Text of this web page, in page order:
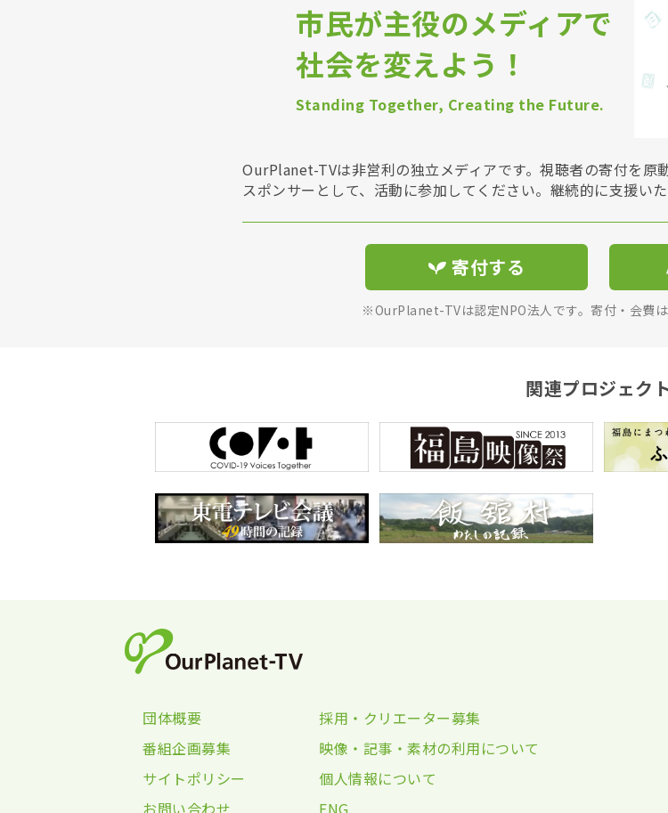
市民が主役のメディアで
社会を変えよう！
Standing Together, Creating the Future.
OurPlanet-TVは非営利の独立メディアです。視聴者の寄付を原
スポンサーとして、活動に参加してください。継続的に支援い
寄付する
※OurPlanet-TVは認定NPO法人です。寄付・会費は
関連プロジェクト
団体概要
採用・クリエーター募集
番組企画募集
映像・記事・素材の利用について
サイトポリシー
個人情報について
お問い合わせ
ENG